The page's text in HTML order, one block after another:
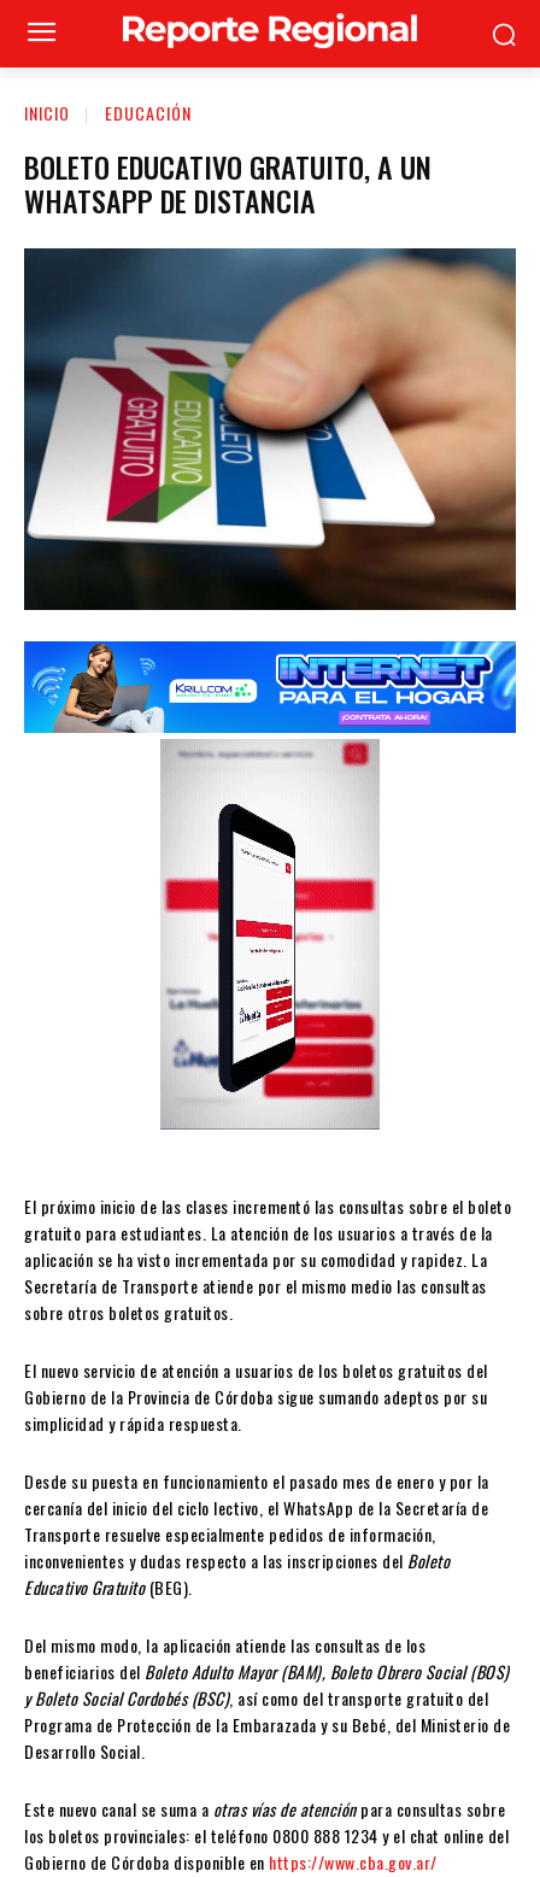
INICIO EDUCACIÓN
BOLETO EDUCATIVO GRATUITO, A UN
WHATSAPP DE DISTANCIA
El próximo inicio de las clases incrementó las consultas sobre el boleto
gratuito para estudiantes. La atención de los usuarios a través de la
aplicación se ha visto incrementada por su comodidad y rapidez. La
Secretaría de Transporte atiende por el mismo medio las consultas
sobre otros boletos gratuitos.
El nuevo servicio de atención a usuarios de los boletos gratuitos del
Gobierno de la Provincia de Córdoba sigue sumando adeptos por su
simplicidad y rápida respuesta.
Desde su puesta en funcionamiento el pasado mes de enero y por la
cercanía del inicio del ciclo lectivo, el WhatsApp de la Secretaría de
Transporte resuelve especialmente pedidos de información,
inconvenientes y dudas respecto a las inscripciones del Boleto
Educativo Gratuito(BEG).
Del mismo modo, la aplicación atiende las consultas de los
beneficiarios del Boleto Adulto Mayor (BAM), Boleto Obrero Social (BOS)
y Boleto Social Cordobés (BSC), así como del transporte gratuito del
Programa de Protección de la Embarazada y su Bebé, del Ministerio de
Desarrollo Social.
Este nuevo canal se suma a otras vías de atenciónpara consultas sobre
los boletos provinciales: el teléfono 0800 888 1234 y el chat online del
Gobierno de Córdoba disponible en https://www.cba.gov.ar/